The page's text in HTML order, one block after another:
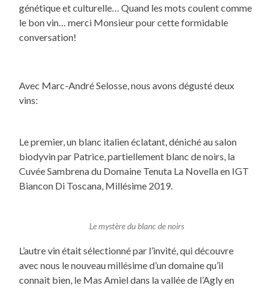
génétique et culturelle… Quand les mots coulent comme
le bon vin… merci Monsieur pour cette formidable
conversation!
Avec Marc-André Selosse, nous avons dégusté deux
vins:
Le premier, un blanc italien éclatant, déniché au salon
biodyvin par Patrice, partiellement blanc de noirs, la
Cuvée Sambrena du Domaine Tenuta La Novella en IGT
Biancon Di Toscana, Millésime 2019.
Le mystère du blanc de noirs
L’autre vin était sélectionné par l’invité, qui découvre
avec nous le nouveau millésime d’un domaine qu’il
connait bien, le Mas Amiel dans la vallée de l’Agly en